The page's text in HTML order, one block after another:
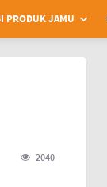
PRODUK JAMU
2040